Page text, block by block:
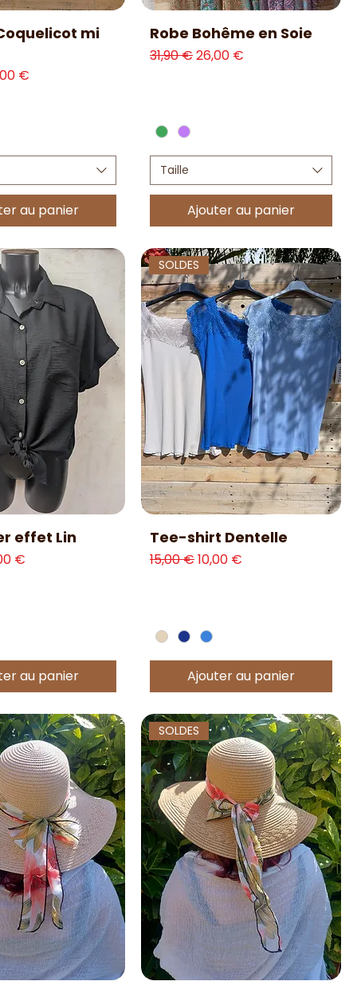
rapide
mi
promotionnel
€
au panier
Aperçu rapide
Robe Bohême en Soie
Prix original
31,90 €Prix promotionnel
26,00 €
Taille
Ajouter au panier
rapide
effet Lin
promotionnel
€
au panier
Aperçu rapide
SOLDES
Tee-shirt Dentelle
Prix original
15,00 €Prix promotionnel
10,00 €
Ajouter au panier
SOLDES